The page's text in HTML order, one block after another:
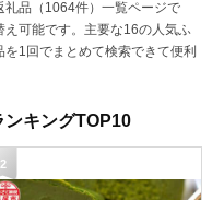
品（1064件）一覧ページで
可能です。主要な16の人気ふ
1回でまとめて検索できて便利
ンキングTOP10
2